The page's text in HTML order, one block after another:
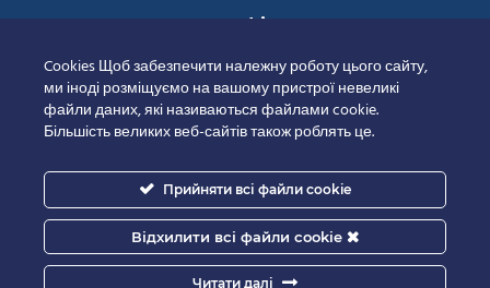
Сертифікати
Cookies Щоб забезпечити належну роботу цього сайту,
ми іноді розміщуємо на вашому пристрої невеликі
файли даних, які називаються файлами cookie.
Більшість великих веб-сайтів також роблять це.
Прийняти всі файли cookie
Відхилити всі файли cookie
Читати далі